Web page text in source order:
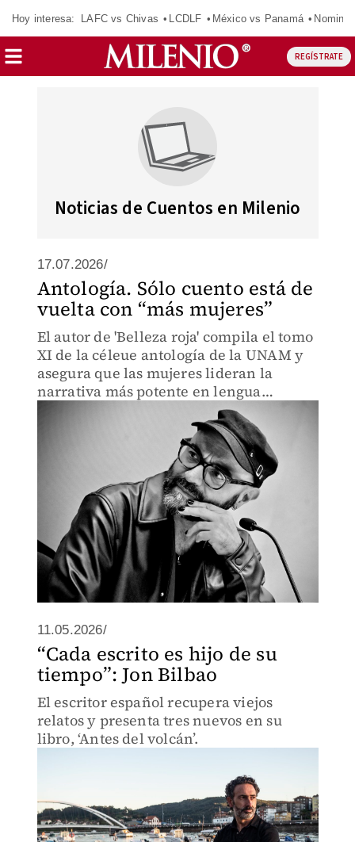
Hoy interesa: LAFC vs Chivas LCDLF México vs Panamá
REGÍSTRATE
Noticias de Cuentos en Milenio
17.07.2026/
Antología. Sólo cuento está de
vuelta con “más mujeres”
El autor de 'Belleza roja' compila el tomo
XI de la céleue antología de la UNAM y
asegura que las mujeres lideran la
narrativa más potente en lengua
11.05.2026/
“Cada escrito es hijo de su
tiempo”: Jon Bilbao
El escritor español recupera viejos
relatos y presenta tres nuevos en su
libro, ‘Antes del volcán’.